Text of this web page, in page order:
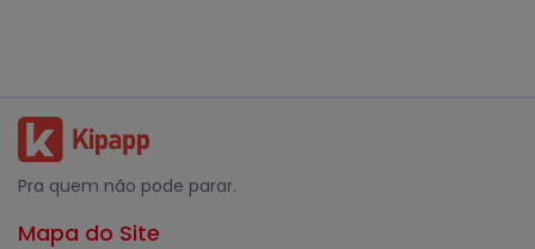
Pra quem não pode parar.
Mapa do Site